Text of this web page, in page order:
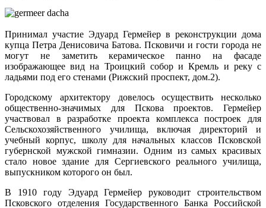
Принимал участие Эдуард Гермейер в реконструкции дома
купца Петра Денисовича Батова. Псковичи и гости города не
могут не заметить керамическое панно на фасаде
изображающее вид на Троицкий собор и Кремль и реку с
ладьями под его стенами (Рижский проспект, дом.2).
Городскому архитектору довелось осуществить несколько
общественно-значимых для Пскова проектов. Гермейер
участвовал в разработке проекта комплекса построек для
Сельскохозяйственного училища, включая директорий и
учебный корпус, школу для начальных классов Псковской
губернской мужской гимназии. Одним из самых красивых
стало новое здание для Сергиевского реального училища,
выпускником которого он был.
В 1910 году Эдуард Гермейер руководит строительством
Псковского отделения Государственного Банка Российской